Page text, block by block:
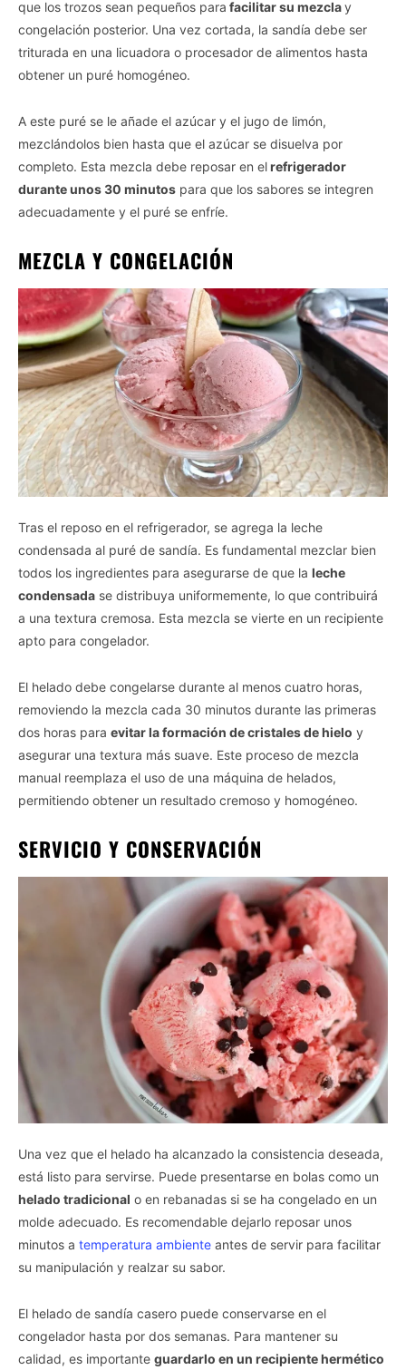
que los trozos sean pequeños para facilitar su mezclay
congelación posterior. Una vez cortada, la sandía debe ser
triturada en una licuadora o procesador de alimentos hasta
obtener un puré homogéneo.
A este puré se le añade el azúcar y el jugo de limón,
mezclándolos bien hasta que el azúcar se disuelva por
completo. Esta mezcla debe reposar en elrefrigerador
durante unos 30 minutos para que los sabores se integren
adecuadamente y el puré se enfríe.
MEZCLA Y CONGELACIÓN
Tras el reposo en el refrigerador, se agrega la leche
condensada al puré de sandía. Es fundamental mezclar bien
todos los ingredientes para asegurarse de que la leche
condensada se distribuya uniformemente, lo que contribuirá
a una textura cremosa. Esta mezcla se vierte en un recipiente
apto para congelador.
El helado debe congelarse durante al menos cuatro horas,
removiendo la mezcla cada 30 minutos durante las primeras
dos horas para evitar la formación de cristales de hielo y
asegurar una textura más suave. Este proceso de mezcla
manual reemplaza el uso de una máquina de helados,
permitiendo obtener un resultado cremoso y homogéneo.
SERVICIO Y CONSERVACIÓN
Una vez que el helado ha alcanzado la consistencia deseada,
está listo para servirse. Puede presentarse en bolas como un
helado tradicional o en rebanadas si se ha congelado en un
molde adecuado. Es recomendable dejarlo reposar unos
minutos a temperatura ambiente antes de servir para facilitar
su manipulación y realzar su sabor.
El helado de sandía casero puede conservarse en el
congelador hasta por dos semanas. Para mantener su
calidad, es importante guardarlo en un recipiente hermético